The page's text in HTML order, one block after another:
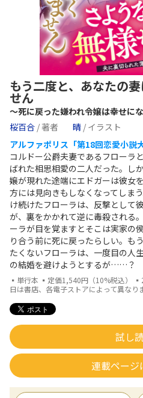
もう二度と、あなたの
せん
～死に戻った嫌われ令嬢は幸せに
桜百合 / 著者 晴 / イラスト
アルファポリス「第18回恋愛小説
コルドー公爵夫妻であるフローラ
ばれた相思相愛の二人だった。し
嬢が現れた途端にエドガーは彼女
方には見向きもしなくなってしま
け続けたフローラは、反撃として
が、裏をかかれて逆に毒殺される
ーラが目を覚ますとそこは実家の
り合う前に死に戻ったらしい。も
たくないフローラは、一度目の人
の結婚を避けようとするが……？
▪単行本 ▪定価1,540円（10%税込）
日は書店、各電子ストアによって異なり
試し
連載ページ